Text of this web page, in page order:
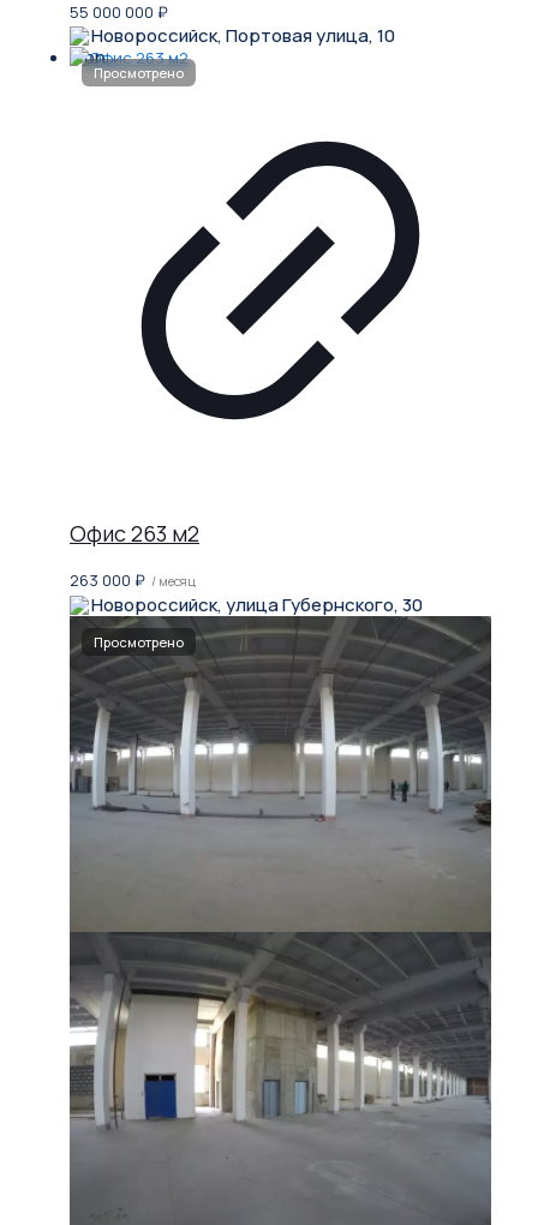
55 000 000 ₽
Новороссийск, Портовая улица, 10
Офис 263 м2
263 000 ₽ / месяц
Новороссийск, улица Губернского, 30